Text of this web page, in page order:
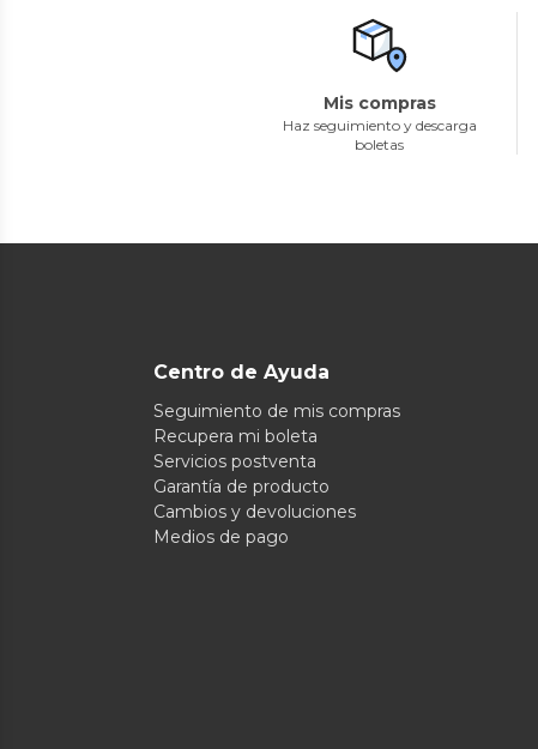
Mis compras
Haz seguimiento y descarga
boletas
Centro de Ayuda
Seguimiento de mis compras
Recupera mi boleta
Servicios postventa
Garantía de producto
Cambios y devoluciones
Medios de pago